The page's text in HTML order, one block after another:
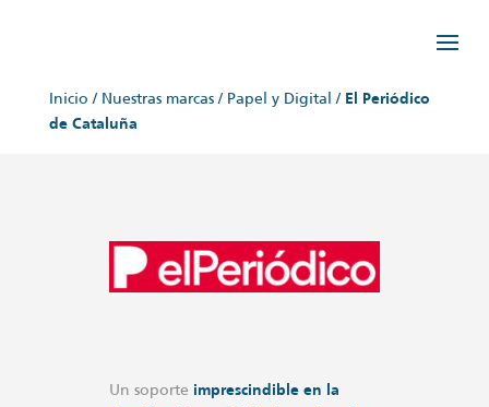
Inicio / Nuestras marcas/ Papel y Digital / El Periódico
de Cataluña
Un soporte imprescindible en la